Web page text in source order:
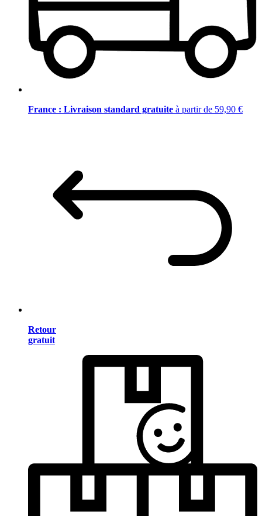
France : Livraison standard gratuite à partir de 59,90 €
Retour
gratuit